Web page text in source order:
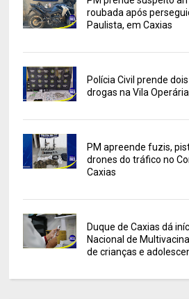
roubada após
Paulista, em Caxias
Polícia Civil prende
drogas na Vila
PM apreende fuzis,
drones do tráfico no
Caxias
Duque de Caxias dá
Nacional de
de crianças e